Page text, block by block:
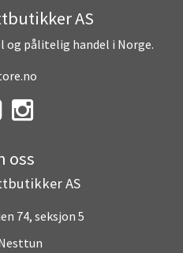
AS
pålitelig handel i Norge.
oss
AS
74, seksjon 5